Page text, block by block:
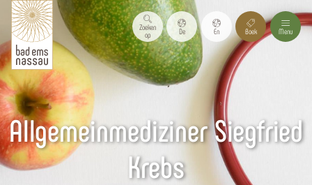
Zoeken
op
De En Boek Menu
Allgemeinmediziner Siegfried
Krebs